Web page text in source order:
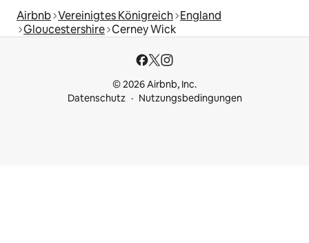
Airbnb Vereinigtes Königreich England
Gloucestershire Cerney Wick
© 2026 Airbnb, Inc.
Datenschutz
Nutzungsbedingungen